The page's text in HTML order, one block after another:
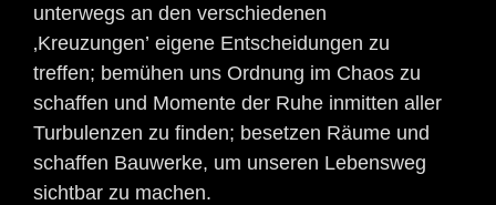
unterwegs an den verschiedenen
‚Kreuzungen’ eigene Entscheidungen zu
treffen; bemühen uns Ordnung im Chaos zu
schaffen und Momente der Ruhe inmitten aller
Turbulenzen zu finden; besetzen Räume und
schaffen Bauwerke, um unseren Lebensweg
sichtbar zu machen.